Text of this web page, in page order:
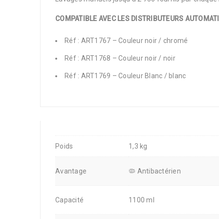
COMPATIBLE AVEC LES DISTRIBUTEURS
Réf : ART1767 – Couleur noir / chromé
Réf : ART1768 – Couleur noir / noir
Réf : ART1769 – Couleur Blanc / blanc
Poids 1,3 kg
Avantage 🦠 Antibactérien
Capacité 1100 ml